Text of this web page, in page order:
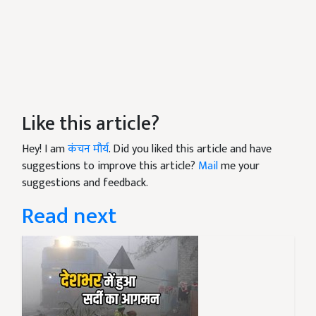
Like this article?
Hey! I amकंचन मौर्य. Did you liked this article and have
suggestions to improve this article? Mailme your
suggestions and feedback.
Read next